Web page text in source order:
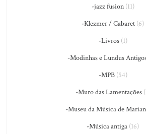
-jazz fusion(11)
-Klezmer / Cabaret (6)
-Livros(1)
-Modinhas e Lundus
-MPB(54)
-Muro das Lamentações
-Museu da Música de
-Música antiga (16)